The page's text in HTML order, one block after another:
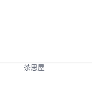
茶思屋